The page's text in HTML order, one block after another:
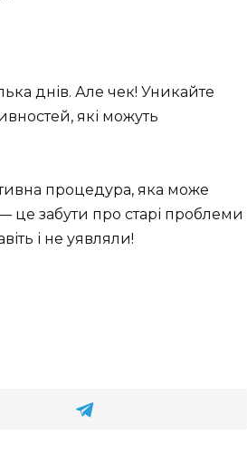
днів. Але чек! Уникайте
які можуть
процедура, яка може
це забути про старі проблеми
і не уявляли!